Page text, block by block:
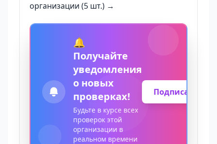
организации (5 шт.) →
🔔
Получайте
уведомления
о новых
проверках!
Будьте в курсе всех
проверок этой
организации в
реальном времени
Подписаться